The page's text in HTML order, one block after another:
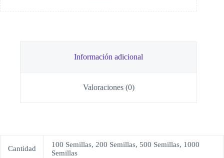
Información adicional
Valoraciones (0)
Cantidad
100 Semillas, 200 Semillas, 500 Semillas, 1000
Semillas